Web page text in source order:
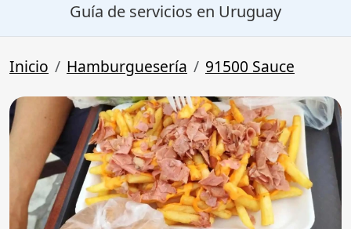
Guía de servicios en Uruguay
Inicio Hamburguesería 91500 Sauce